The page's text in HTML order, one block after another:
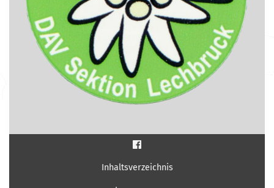
Inhaltsverzeichnis